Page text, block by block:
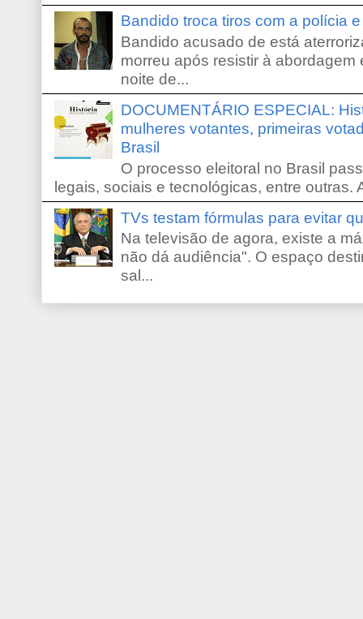
Bandido troca tiros com a polícia
Bandido acusado de está
morreu após resistir à
noite de...
DOCUMENTÁRIO ESPECIAL:
mulheres votantes, primeiras
Brasil
O processo eleitoral no Brasil
legais, sociais e tecnológicas, entre outras.
TVs testam fórmulas para evitar
Na televisão de agora, existe a
não dá audiência". O espaço
sal...